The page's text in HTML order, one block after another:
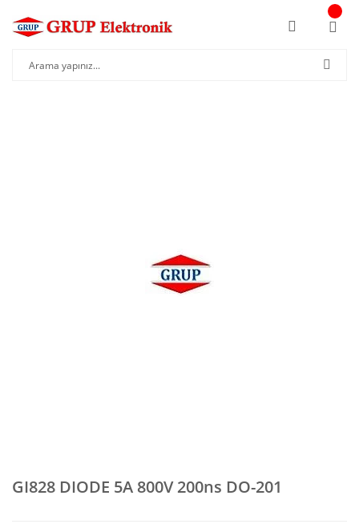
GI828 DIODE 5A 800V 200ns DO-201